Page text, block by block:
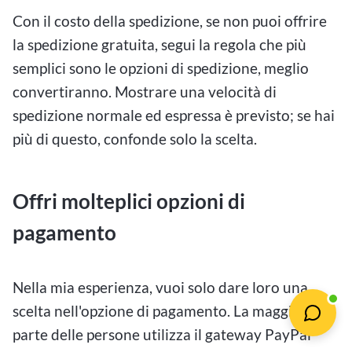
Con il costo della spedizione, se non puoi offrire
la spedizione gratuita, segui la regola che più
semplici sono le opzioni di spedizione, meglio
convertiranno. Mostrare una velocità di
spedizione normale ed espressa è previsto; se hai
più di questo, confonde solo la scelta.
Offri molteplici opzioni di
pagamento
Nella mia esperienza, vuoi solo dare loro una
scelta nell'opzione di pagamento. La maggior
parte delle persone utilizza il gateway PayPal